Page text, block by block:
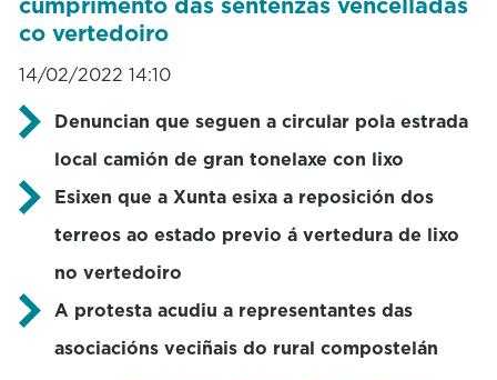
co vertedoiro
14/02/2022 14:10
Denuncian que seguen a circular pola estrada
local camión de gran tonelaxe con lixo
Esixen que a Xunta esixa a reposición dos
terreos ao estado previo á vertedura de lixo
no vertedoiro
A protesta acudiu a representantes das
asociacións veciñais do rural compostelán